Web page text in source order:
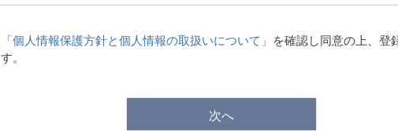
)
「個人情報保護方針と個人情報の取扱いについて」
を確認し同意の上、登
す。
次へ